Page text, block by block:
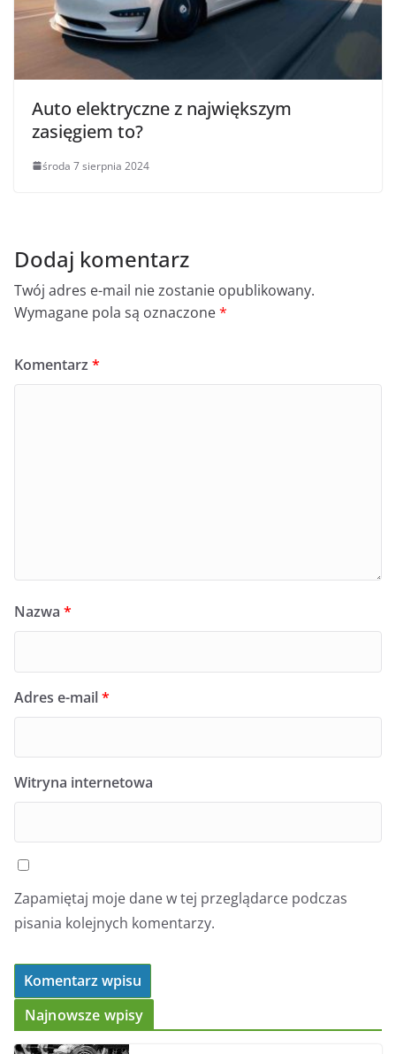
Auto elektryczne z największym
zasięgiem to?
środa 7 sierpnia 2024
Dodaj komentarz
Twój adres e-mail nie zostanie opublikowany.
Wymagane pola są oznaczone*
Komentarz *
Nazwa *
Adres e-mail*
Witryna internetowa
Zapamiętaj moje dane w tej przeglądarce podczas
pisania kolejnych komentarzy.
Najnowsze wpisy